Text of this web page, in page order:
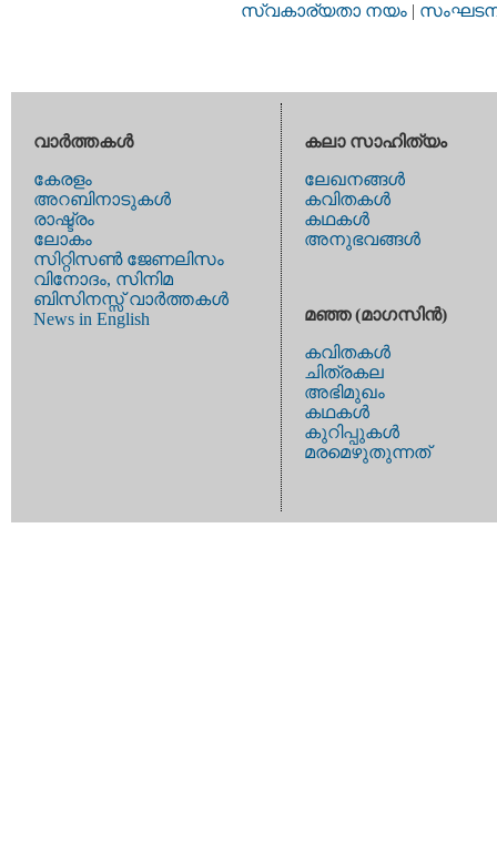
സ്വകാര്യതാ നയം |
വാര്‍ത്തകള്‍
കേരളം
അറബിനാടുകള്‍
രാഷ്ട്രം
ലോകം
സിറ്റിസണ്‍ ജേണലിസം
വിനോദം, സിനിമ
ബിസിനസ്സ് വാര്‍ത്തകള്‍
News in English
കലാ സാഹിത്യം
ലേഖനങ്ങള്‍
കവിതകള്‍
കഥകള്‍
അനുഭവങ്ങള്‍
മഞ്ഞ (മാഗസിന്‍)
കവിതകള്‍
ചിത്രകല
അഭിമുഖം
കഥകള്‍
കുറിപ്പുകള്‍
മരമെഴുതുന്നത്